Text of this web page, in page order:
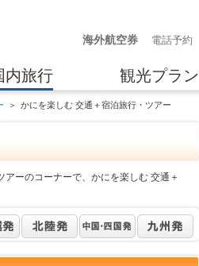
海外航空券
電話予約
内旅行 観光プラン
＞ かにを楽しむ 交通＋宿泊旅行・ツアー
ーのコーナーで、かにを楽しむ 交通＋